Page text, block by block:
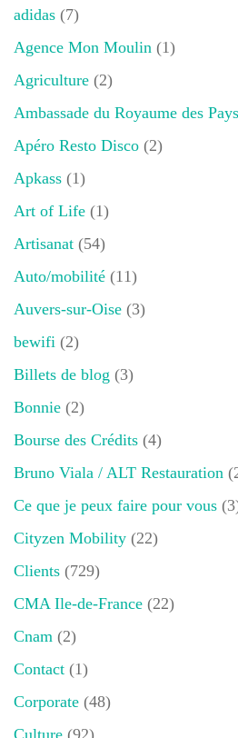
adidas (7)
Agence Mon Moulin (1)
Agriculture (2)
Ambassade du Royaume des
Apéro Resto Disco (2)
Apkass (1)
Art of Life (1)
Artisanat (54)
Auto/mobilité (11)
Auvers-sur-Oise (3)
bewifi (2)
Billets de blog (3)
Bonnie (2)
Bourse des Crédits (4)
Bruno Viala / ALT Restauration
Ce que je peux faire pour vous
Cityzen Mobility (22)
Clients (729)
CMA Ile-de-France (22)
Cnam (2)
Contact (1)
Corporate (48)